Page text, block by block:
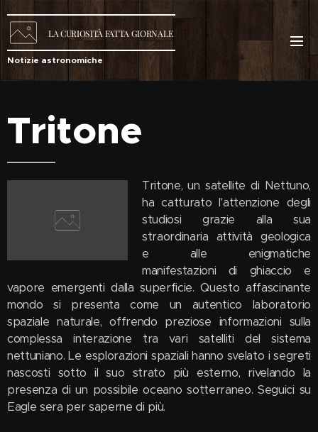
LACURIOSITÀ FATTA GIORNALE
Notizie astronomiche
Tritone
Tritone, un satellite di Nettuno,
ha catturato l'attenzione degli
studiosi grazie alla sua
straordinaria attività geologica
e alle enigmatiche
manifestazioni di ghiaccio e
vapore emergenti dalla superficie. Questo affascinante
mondo si presenta come un autentico laboratorio
spaziale naturale, offrendo preziose informazioni sulla
complessa interazione tra vari satelliti del sistema
nettuniano. Le esplorazioni spaziali hanno svelato i segreti
nascosti sotto il suo strato più esterno, rivelando la
presenza di un possibile oceano sotterraneo. Seguici su
Eagle sera per saperne di più.